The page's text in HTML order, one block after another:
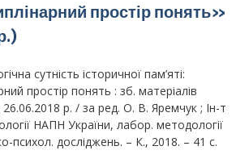
простір понять»
сутність історичної пам’яті:
простір понять : зб. матеріалів
р. / за ред. О. В. Яремчук ; Ін-т
НАПН України, лабор. методології
психол. досліджень. – К., 2018. – 41 с.